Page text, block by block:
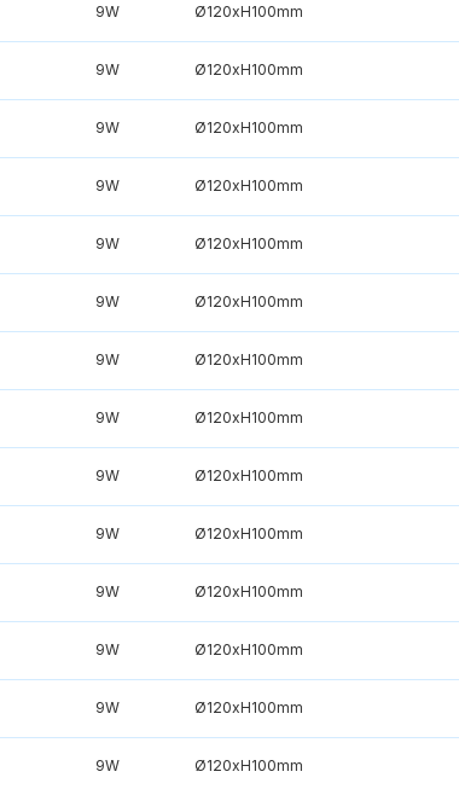
9W Ø120xH100mm
9W Ø120xH100mm
9W Ø120xH100mm
9W Ø120xH100mm
9W Ø120xH100mm
9W Ø120xH100mm
9W Ø120xH100mm
9W Ø120xH100mm
9W Ø120xH100mm
9W Ø120xH100mm
9W Ø120xH100mm
9W Ø120xH100mm
9W Ø120xH100mm
9W Ø120xH100mm